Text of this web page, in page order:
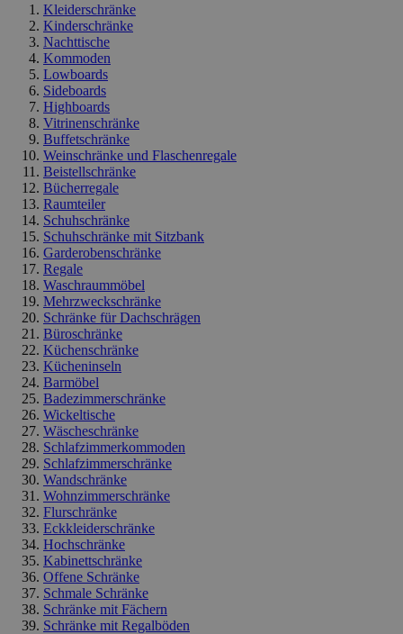
Kleiderschränke
Kinderschränke
Nachttische
Kommoden
Lowboards
Sideboards
Highboards
Vitrinenschränke
Buffetschränke
Weinschränke und Flaschenregale
Beistellschränke
Bücherregale
Raumteiler
Schuhschränke
Schuhschränke mit Sitzbank
Garderobenschränke
Regale
Waschraummöbel
Mehrzweckschränke
Schränke für Dachschrägen
Büroschränke
Küchenschränke
Kücheninseln
Barmöbel
Badezimmerschränke
Wickeltische
Wäscheschränke
Schlafzimmerkommoden
Schlafzimmerschränke
Wandschränke
Wohnzimmerschränke
Flurschränke
Eckkleiderschränke
Hochschränke
Kabinettschränke
Offene Schränke
Schmale Schränke
Schränke mit Fächern
Schränke mit Regalböden